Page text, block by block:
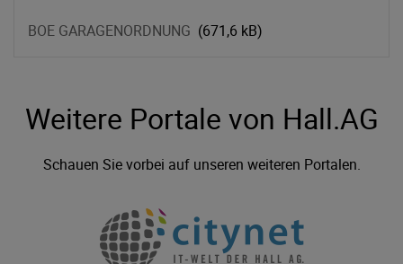
BOE GARAGENORDNUNG (671,6 kB)
Weitere Portale von Hall.AG
Schauen Sie vorbei auf unseren weiteren Portalen.